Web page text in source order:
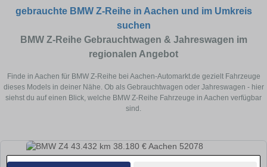
gebrauchte BMW Z-Reihe in Aachen und im Umkreis
suchen
BMW Z-Reihe Gebrauchtwagen & Jahreswagen im
regionalen Angebot
Finde in Aachen für BMW Z-Reihe bei Aachen-Automarkt.de gezielt Fahrzeuge
dieses Models in deiner Nähe. Ob als Gebrauchtwagen oder Jahreswagen - hier
siehst du auf einen Blick, welche BMW Z-Reihe Fahrzeuge in Aachen verfügbar
sind.